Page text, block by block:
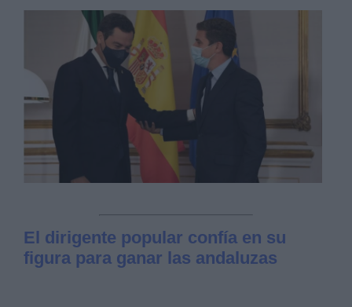
El dirigente popular confía en su
figura para ganar las andaluzas